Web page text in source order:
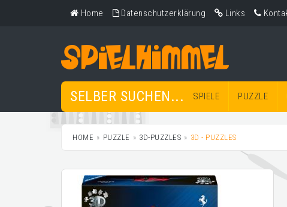
Home Datenschutzerklärung Links
SELBER SUCHEN... SPIELE PUZZLE
HOME PUZZLE 3D-PUZZLES 3D - PUZZLES